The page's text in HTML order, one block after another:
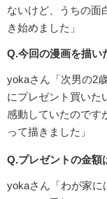
ないけど、うちの面
き始めました」
Q.今回の漫画を描い
yokaさん「次男の2
にプレゼント買いた
感動していたのです
って描きました」
Q.プレゼントの金額
yokaさん「わが家に